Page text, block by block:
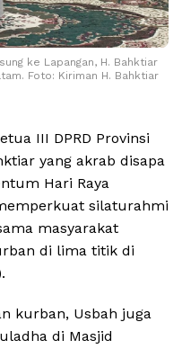
ke Lapangan, H. Bahktiar
Foto: Kiriman H. Bahktiar
III DPRD Provinsi
yang akrab disapa
Hari Raya
silaturahmi
masyarakat
di lima titik di
kurban, Usbah juga
di Masjid